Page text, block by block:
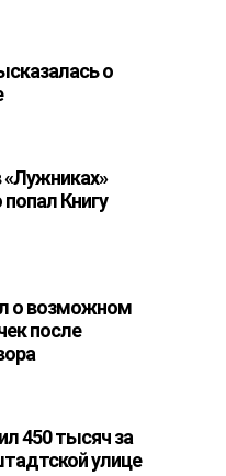
о
«Лужниках»
Книгу
о возможном
после
450 тысяч за
улице